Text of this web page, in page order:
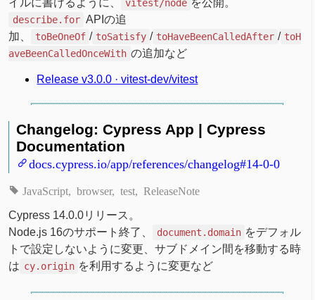
イルに書けるように、
vitest/node を公開。
describe.for APIの追
加、
toBeOneOf / toSatisfy / toHaveBeenCalledAfter / toH
aveBeenCalledOnceWith の追加など
Release v3.0.0 · vitest-dev/vitest
Changelog: Cypress App | Cypress
Documentation
docs.cypress.io/app/references/changelog#14-0-0
JavaScript browser test ReleaseNote
Cypress 14.0.0リリース。
Node.js 16のサポート終了、
document.domain をデフォル
トで設定しないように変更、サブドメイン間を移動する時
は cy.origin を利用するように変更など